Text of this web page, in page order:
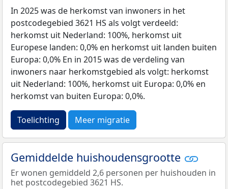
In 2025 was de herkomst van inwoners in het
postcodegebied 3621 HS als volgt verdeeld:
herkomst uit Nederland: 100%, herkomst uit
Europese landen: 0,0% en herkomst uit landen buiten
Europa: 0,0% En in 2015 was de verdeling van
inwoners naar herkomstgebied als volgt: herkomst
uit Nederland: 100%, herkomst uit Europa: 0,0% en
herkomst van buiten Europa: 0,0%.
Toelichting Meer migratie
Gemiddelde huishoudensgrootte
Er wonen gemiddeld 2,6 personen per huishouden in
het postcodegebied 3621 HS.